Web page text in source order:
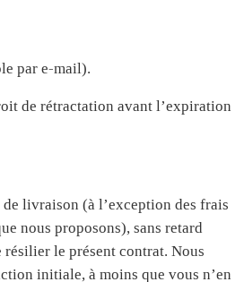
par e-mail).
de rétractation avant l’expiration
livraison (à l’exception des frais
nous proposons), sans retard
le présent contrat. Nous
initiale, à moins que vous n’en